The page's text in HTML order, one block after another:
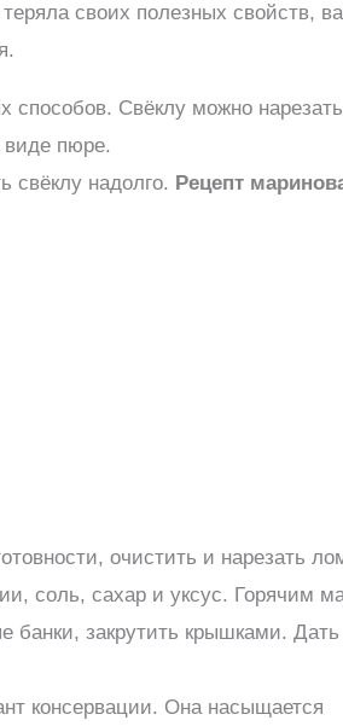
своих полезных свойств,
Свёклу можно
виде пюре.
свёклу надолго. Рецепт
очистить и нарезать
соль, сахар и уксус. Горячим
банки, закрутить крышками. Дать
консервации. Она насыщается